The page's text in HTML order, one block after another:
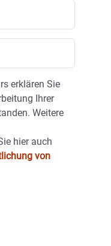
erklären Sie
Ihrer
Weitere
hier auch
von